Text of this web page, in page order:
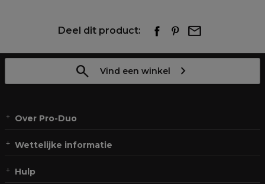
Deel dit product:
Vind een winkel
Over Pro-Duo
Wettelijke informatie
Hulp